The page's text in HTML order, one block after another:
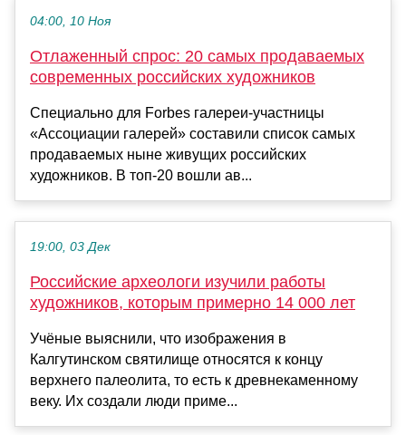
04:00, 10 Ноя
Отлаженный спрос: 20 самых продаваемых
современных российских художников
Специально для Forbes галереи-участницы
«Ассоциации галерей» составили список самых
продаваемых ныне живущих российских
художников. В топ-20 вошли ав...
19:00, 03 Дек
Российские археологи изучили работы
художников, которым примерно 14 000 лет
Учёные выяснили, что изображения в
Калгутинском святилище относятся к концу
верхнего палеолита, то есть к древнекаменному
веку. Их создали люди приме...